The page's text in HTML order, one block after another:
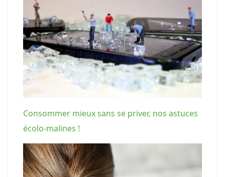
Consommer mieux sans se priver, nos astuces
écolo-malines !